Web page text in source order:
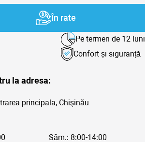
În rate
Pe termen de 12 luni
Confort și siguranță
la adresa:
principala, Chişinău
Sâm.: 8:00-14:00